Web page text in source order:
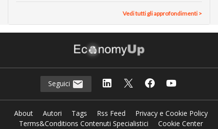
Vedi tutti gli approfondimenti >
Seguici
About Autori Tags Rss Feed
Privacy e Cookie Policy
Terms&Conditions Contenuti Specialistici
Cookie Center